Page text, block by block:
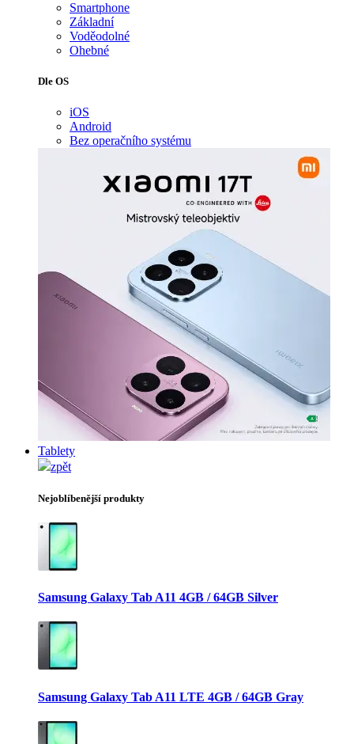
Smartphone
Základní
Voděodolné
Ohebné
Dle OS
iOS
Android
Bez operačního systému
Tablety
zpět
Nejoblíbenější produkty
Samsung Galaxy Tab A11 4GB / 64GB Silver
Samsung Galaxy Tab A11 LTE 4GB / 64GB Gray